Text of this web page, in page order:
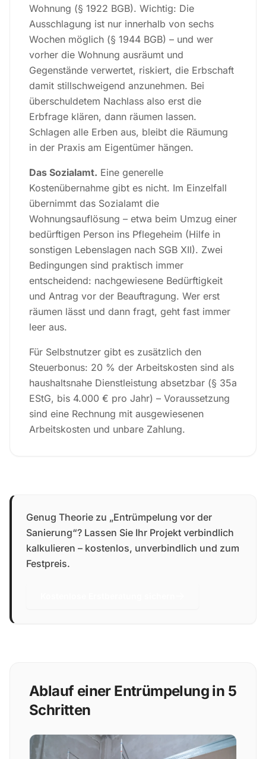
Wohnung (§ 1922 BGB). Wichtig: Die
Ausschlagung ist nur innerhalb von sechs
Wochen möglich (§ 1944 BGB) – und wer
vorher die Wohnung ausräumt und
Gegenstände verwertet, riskiert, die Erbschaft
damit stillschweigend anzunehmen. Bei
überschuldetem Nachlass also erst die
Erbfrage klären, dann räumen lassen.
Schlagen alle Erben aus, bleibt die Räumung
in der Praxis am Eigentümer hängen.
Das Sozialamt. Eine generelle
Kostenübernahme gibt es nicht. Im Einzelfall
übernimmt das Sozialamt die
Wohnungsauflösung – etwa beim Umzug einer
bedürftigen Person ins Pflegeheim (Hilfe in
sonstigen Lebenslagen nach SGB XII). Zwei
Bedingungen sind praktisch immer
entscheidend: nachgewiesene Bedürftigkeit
und Antrag vor der Beauftragung. Wer erst
räumen lässt und dann fragt, geht fast immer
leer aus.
Für Selbstnutzer gibt es zusätzlich den
Steuerbonus: 20 % der Arbeitskosten sind als
haushaltsnahe Dienstleistung absetzbar (§ 35a
EStG, bis 4.000 € pro Jahr) – Voraussetzung
sind eine Rechnung mit ausgewiesenen
Arbeitskosten und unbare Zahlung.
Genug Theorie zu „Entrümpelung vor der
Sanierung“? Lassen Sie Ihr Projekt verbindlich
kalkulieren – kostenlos, unverbindlich und zum
Festpreis.
Ablauf einer Entrümpelung in 5
Schritten